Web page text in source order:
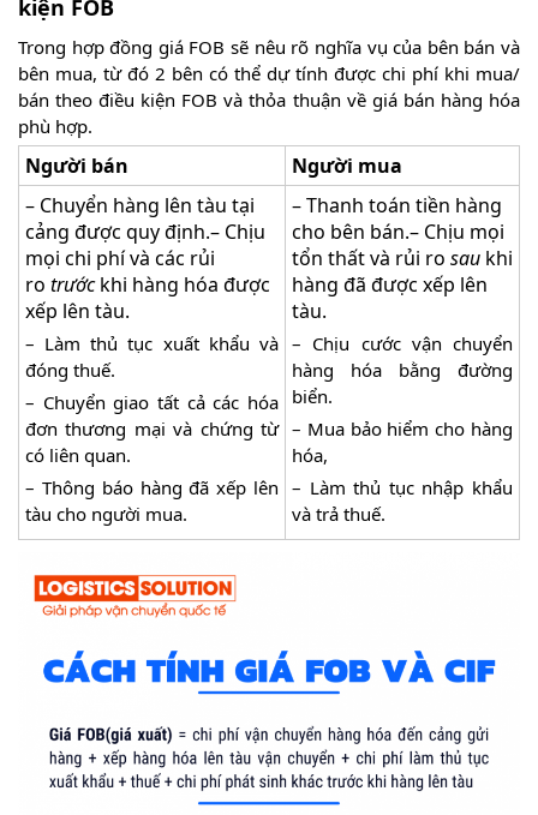
kiện FOB
Trong hợp đồng giá FOB sẽ nêu rõ nghĩa vụ của bên bán và
bên mua, từ đó 2 bên có thể dự tính được chi phí khi mua/
bán theo điều kiện FOB và thỏa thuận về giá bán hàng hóa
phù hợp.
Người bán
Người mua
– Chuyển hàng lên tàu tại
cảng được quy định.– Chịu
mọi chi phí và các rủi
ro trướckhi hàng hóa được
xếp lên tàu.
– Làm thủ tục xuất khẩu và
đóng thuế.
– Chuyển giao tất cả các hóa
đơn thương mại và chứng từ
có liên quan.
– Thông báo hàng đã xếp lên
tàu cho người mua.
– Thanh toán tiền hàng
cho bên bán.– Chịu mọi
tổn thất và rủi ro sau khi
hàng đã được xếp lên
tàu.
– Chịu cước vận chuyển
hàng hóa bằng đường
biển.
– Mua bảo hiểm cho hàng
hóa,
– Làm thủ tục nhập khẩu
và trả thuế.